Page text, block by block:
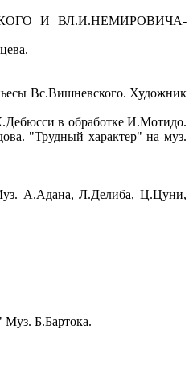
И ВЛ.И.НЕМИРОВИЧА-
Вс.Вишневского. Художник
в обработке И.Мотидо.
"Трудный характер" на муз.
А.Адана, Л.Делиба, Ц.Цуни,
Б.Бартока.